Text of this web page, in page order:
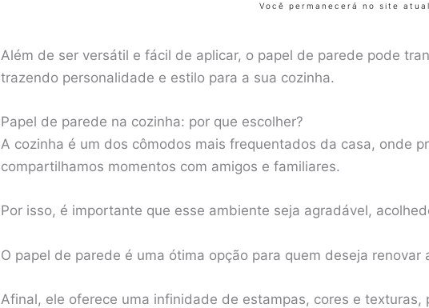
Você permanecerá no site atual
Além de ser versátil e fácil de aplicar, o papel de parede pode
trazendo personalidade e estilo para a sua cozinha.
Papel de parede na cozinha: por que escolher?
A cozinha é um dos cômodos mais frequentados da casa, onde
compartilhamos momentos com amigos e familiares.
Por isso, é importante que esse ambiente seja agradável,
O papel de parede é uma ótima opção para quem deseja
Afinal, ele oferece uma infinidade de estampas, cores e